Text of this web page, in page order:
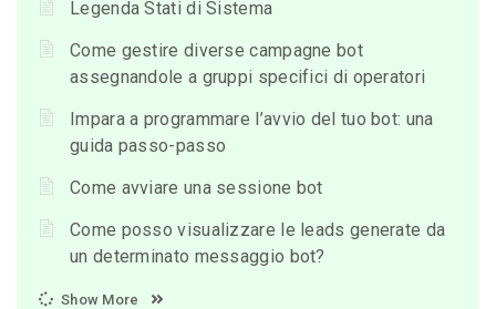
Legenda Stati di Sistema
Come gestire diverse campagne bot
assegnandole a gruppi specifici di operatori
Impara a programmare l’avvio del tuo bot: una
guida passo-passo
Come avviare una sessione bot
Come posso visualizzare le leads generate da
un determinato messaggio bot?
Show More